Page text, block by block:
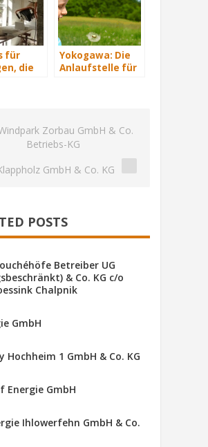
für
die
Yokogawa: Die
Anlaufstelle für
Zorbau GmbH & Co.
Betriebs-KG
GmbH & Co. KG
POSTS
Betreiber UG
& Co. KG c/o
Chalpnik
GmbH
Hochheim 1 GmbH & Co. KG
Energie GmbH
Ihlowerfehn GmbH & Co.